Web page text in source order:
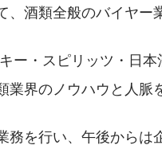
、酒類全般のバイヤー
ー・スピリッツ・日
界のノウハウと人脈
務を行い、午後から